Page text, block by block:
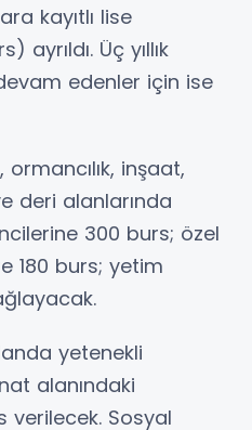
kayıtlı lise
ayrıldı. Üç yıllık
edenler için ise
ormancılık, inşaat,
deri alanlarında
300 burs; özel
180 burs; yetim
yetenekli
alanındaki
verilecek. Sosyal